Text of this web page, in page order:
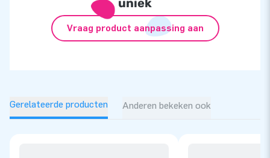
Vraag product aanpassing aan
Gerelateerde producten Anderen bekeken ook